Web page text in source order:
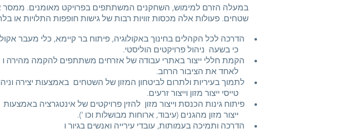
במעלה הזרם למימוש, השחקנים המשתתפים בפרויקט מאומנים. ממסר
שטחים. פעולות אלה מכסות זוויות רבות של גישות חופפות התלויות או
הדרכה לכל הקהלים בחינוך באקולוגיה, פיתוח בר קיימא, כלי מעבר
כי בשעה ניהול פרויקטים הוליסטי.
הקמת חללי ייצור באתרי עבודה של אזרחים משתתפים להקמה מהירה ו
לאחד את הציבור הרחב.
לתמוך בעיריות ולתרום לביטחון המזון של השטחים באמצעות יצירה
טייסי ייצור מזון וייצור זרעים.
פיתוח גינות הכנסת וייצור מזון להזין פרויקטים של אינטגרציה
ייצור מזון מהגנים (עיבוד, ארוחות מבושלות וכו ').
הדרכה ותמיכה בעמותות, עובדי עירייה ואנשים בגיור ו